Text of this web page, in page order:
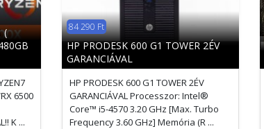
(
6500
K ...
84 290 Ft
HP PRODESK 600 G1 TOWER 2ÉV
GARANCIÁVAL
HP PRODESK 600 G1 TOWER 2ÉV
GARANCIÁVAL Processzor: Intel®
Core™ i5-4570 3.20 GHz [Max. Turbo
Frequency 3.60 GHz] Memória (R ...